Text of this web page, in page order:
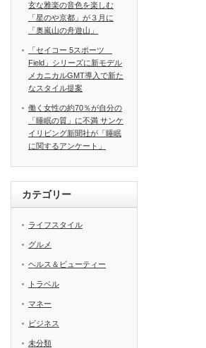
玄な雅楽の音色を楽しむ
「星のや京都」が３月に
「奥嵐山の舟遊山」
「セイコー 5スポーツ
Field」シリーズに新モデル
メカニカルGMT導入で新た
なスタイル提案
働く女性の約70％が自分の
「睡眠の質」に不満 サンケ
イリビング新聞社が「睡眠
に関するアンケート」
カテゴリー
ライフスタイル
グルメ
ヘルス＆ビューティー
トラベル
マネー
ビジネス
未分類